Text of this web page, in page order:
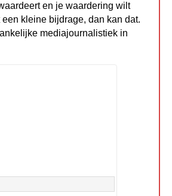
en je waardering wilt
een kleine bijdrage, dan kan dat.
mediajournalistiek in